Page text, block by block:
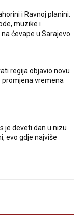
i Ravnoj planini:
muzike i
ćevape u Sarajevo
regija objavio novu
promjena vremena
je deveti dan u nizu
evo gdje najviše